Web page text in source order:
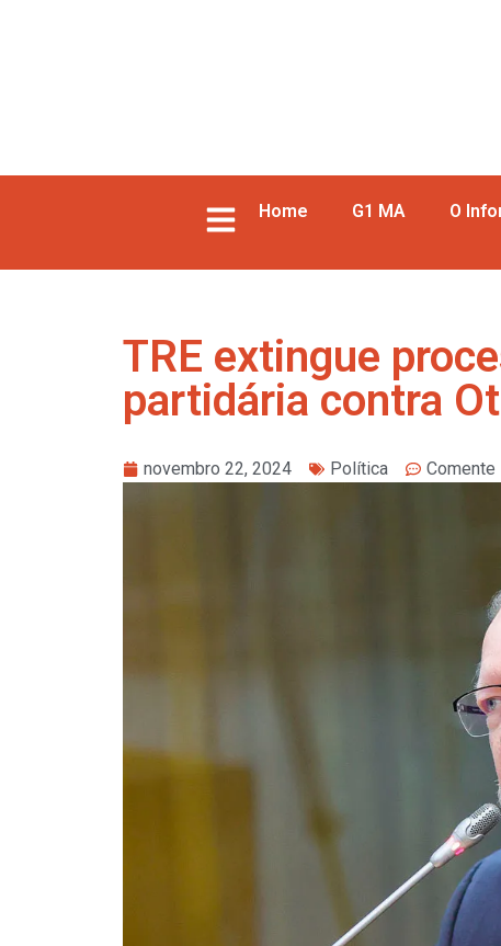
Home G1 MA O
TRE extingue
partidária contra
novembro 22, 2024 Política Comente